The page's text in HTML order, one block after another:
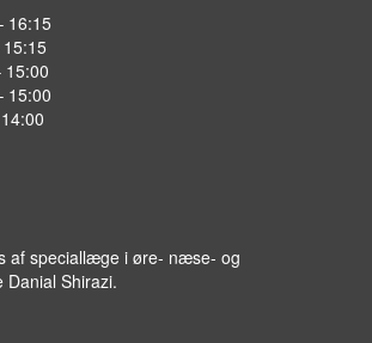
16:15
15:00
15:00
af speciallæge i øre- næse- og
Danial Shirazi.